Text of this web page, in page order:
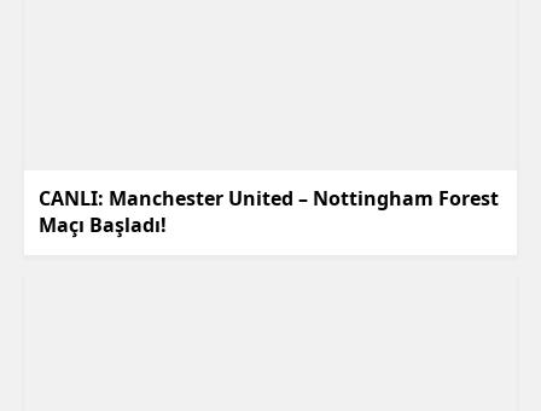
CANLI: Manchester United – Nottingham Forest
Maçı Başladı!